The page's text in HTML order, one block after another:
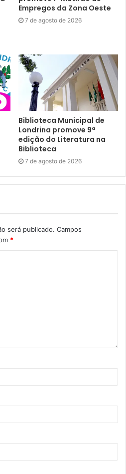
Empregos da Zona Oeste
7 de agosto de 2026
Biblioteca Municipal de
Londrina promove 9ª
edição do Literatura na
Biblioteca
7 de agosto de 2026
será publicado. Campos
*